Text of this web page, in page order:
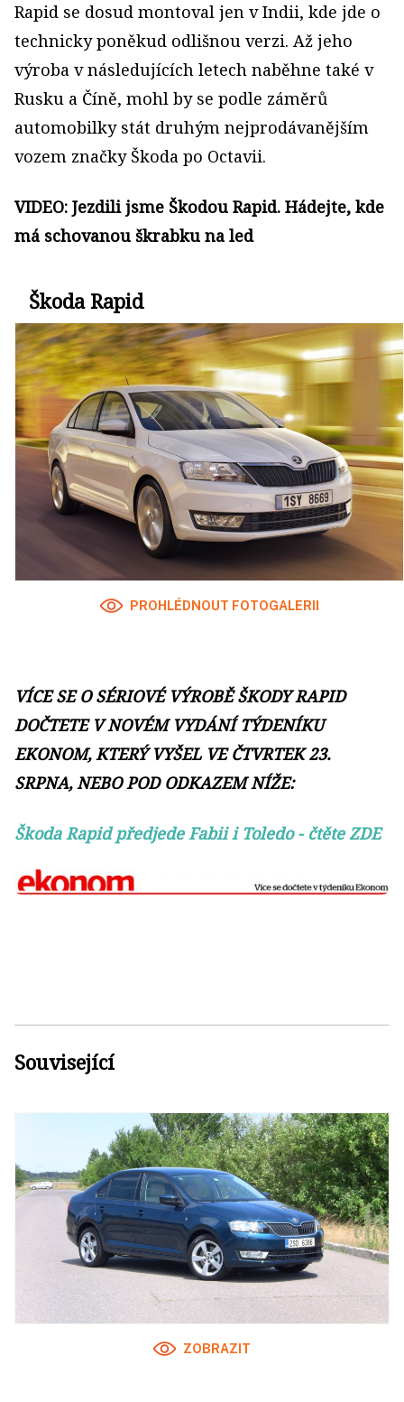
Rapid se dosud montoval jen v Indii, kde jde o
technicky poněkud odlišnou verzi. Až jeho
výroba v následujících letech naběhne také v
Rusku a Číně, mohl by se podle záměrů
automobilky stát druhým nejprodávanějším
vozem značky Škoda po Octavii.
VIDEO: Jezdili jsme Škodou Rapid. Hádejte, kde
má schovanou škrabku na led
Škoda Rapid
PROHLÉDNOUT FOTOGALERII
VÍCE SE O SÉRIOVÉ VÝROBĚ ŠKODY RAPID
DOČTETE V NOVÉM VYDÁNÍ TÝDENÍKU
EKONOM, KTERÝ VYŠEL VE ČTVRTEK 23.
SRPNA, NEBO POD ODKAZEM NÍŽE:
Škoda Rapid předjede Fabii i Toledo- čtěte ZDE
Související
ZOBRAZIT